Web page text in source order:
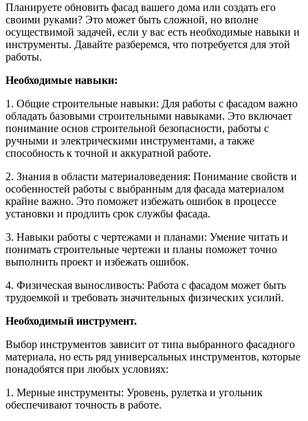
Планируете обновить фасад вашего дома или создать его
своими руками? Это может быть сложной, но вполне
осуществимой задачей, если у вас есть необходимые навыки и
инструменты. Давайте разберемся, что потребуется для этой
работы.
Необходимые навыки:
1. Общие строительные навыки: Для работы с фасадом важно
обладать базовыми строительными навыками. Это включает
понимание основ строительной безопасности, работы с
ручными и электрическими инструментами, а также
способность к точной и аккуратной работе.
2. Знания в области материаловедения: Понимание свойств и
особенностей работы с выбранным для фасада материалом
крайне важно. Это поможет избежать ошибок в процессе
установки и продлить срок службы фасада.
3. Навыки работы с чертежами и планами: Умение читать и
понимать строительные чертежи и планы поможет точно
выполнить проект и избежать ошибок.
4. Физическая выносливость: Работа с фасадом может быть
трудоемкой и требовать значительных физических усилий.
Необходимый инструмент.
Выбор инструментов зависит от типа выбранного фасадного
материала, но есть ряд универсальных инструментов, которые
понадобятся при любых условиях:
1. Мерные инструменты: Уровень, рулетка и угольник
обеспечивают точность в работе.